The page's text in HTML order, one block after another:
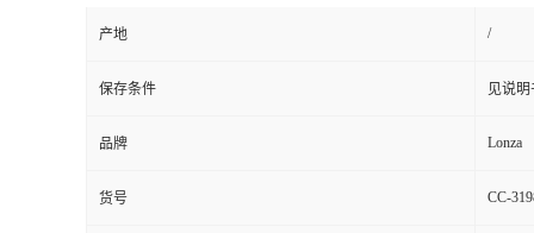
产地 /
保存条件 见说明
品牌 Lonza
货号 CC-